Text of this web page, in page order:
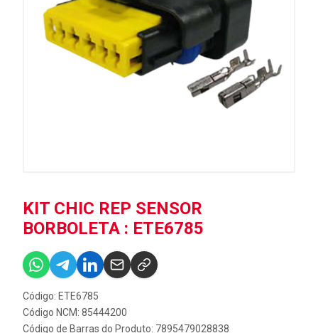
KIT CHIC REP SENSOR
BORBOLETA : ETE6785
Código: ETE6785
Código NCM: 85444200
Código de Barras do Produto: 7895479028838